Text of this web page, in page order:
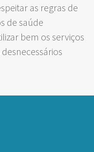
as regras de
de saúde
bem os serviços